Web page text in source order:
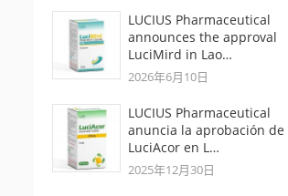
LUCIUS Pharmaceutical
announces the approval
LuciMird in Lao…
2026年6月10日
LUCIUS Pharmaceutical
anuncia la aprobación de
LuciAcor en L…
2025年12月30日